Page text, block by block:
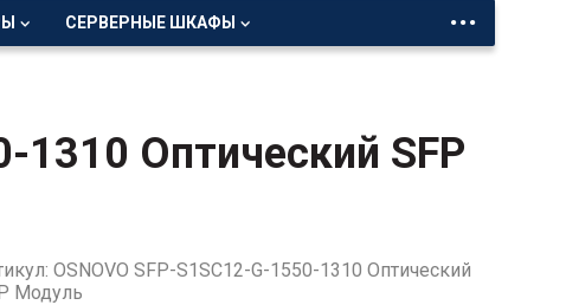
СЕРВЕРНЫЕ ШКАФЫ ...
1310 Оптический SFP
OSNOVO SFP-S1SC12-G-1550-1310 Оптический
Модуль